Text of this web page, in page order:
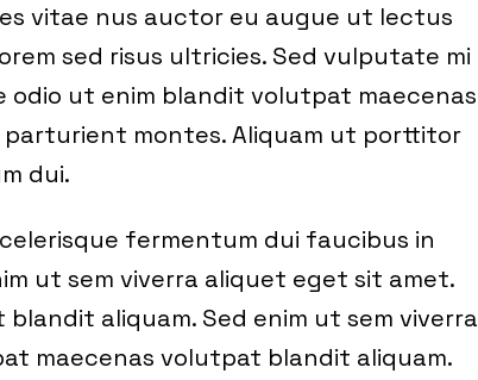
vitae nus auctor eu augue ut lectus
sed risus ultricies. Sed vulputate mi
odio ut enim blandit volutpat maecenas
montes. Aliquam ut porttitor
dui.
fermentum dui faucibus in
ut sem viverra aliquet eget sit amet.
aliquam. Sed enim ut sem viverra
maecenas volutpat blandit aliquam.